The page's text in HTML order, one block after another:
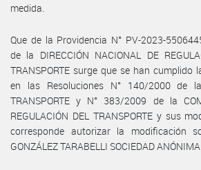
medida.
Que de la Providencia N° PV-2023-
de la DIRECCIÓN NACIONAL DE
TRANSPORTE surge que se han cumplido
en las Resoluciones N° 140/2000 de la
TRANSPORTE y N° 383/2009 de la
REGULACIÓN DEL TRANSPORTE y sus
corresponde autorizar la modificación
GONZÁLEZ TARABELLI SOCIEDAD ANÓNIMA.